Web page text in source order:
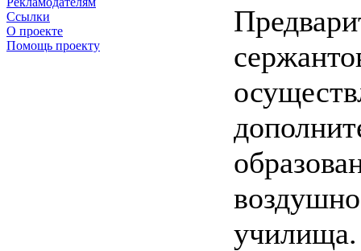
Ссылки
О проекте
Помощь проекту
училища.